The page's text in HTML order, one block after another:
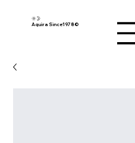
🌞🌛
Aquira Since1978©︎